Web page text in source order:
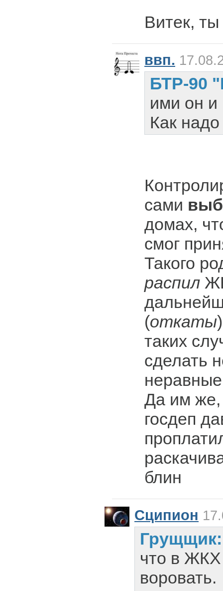
Витек,
ввп.
БТР-90
ими он и
Как
сами
домах,
смог
Такого
распил
(откаты
таких
сделать
Да им же,
госдеп
блин
Сципион
что в ЖКХ
воровать.